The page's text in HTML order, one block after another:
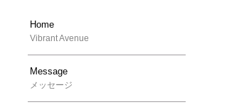
Home
Vibrant Avenue
Message
メッセージ